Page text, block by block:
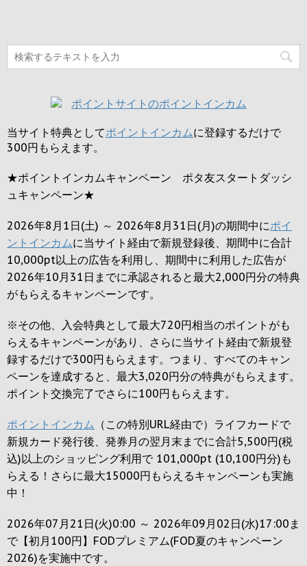
当サイト特典としてポイントインカムに登録するだけで
300円 もらえます。
★ポイントインカムキャンペーン ポタ友スタートダッシ
ュキャンペーン★
2026年8月1日(土) ～ 2026年8月31日(月)の期間中にポイ
ントインカムに当サイト経由で新規登録後、期間中に合計
10,000pt以上の広告を利用し、期間中に利用した広告が
2026年10月31日までに承認されると最大2,000円分の特典
がもらえるキャンペーンです。
※その他、入会特典として最大720円相当のポイントがも
らえるキャンペーンがあり、さらに当サイト経由で新規登
録するだけで300円 もらえます。つまり、すべてのキャン
ペーンを達成すると、最大3,020円分の特典がもらえます。
ポイント交換完了でさらに100円 もらえます。
ポイントインカム （この特別URL経由で）ライフカードで
新規カード発行後、発券月の翌月末までに合計5,500円(税
込)以上のショッピング利用で 101,000pt (10,100円分)も
らえる！さらに最大15000円もらえるキャンペーンも実施
中！
2026年07月21日(火)0:00 ～ 2026年09月02日(水)17:00ま
で【初月100円】FODプレミアム(FOD夏のキャンペーン
2026)を実施中です。